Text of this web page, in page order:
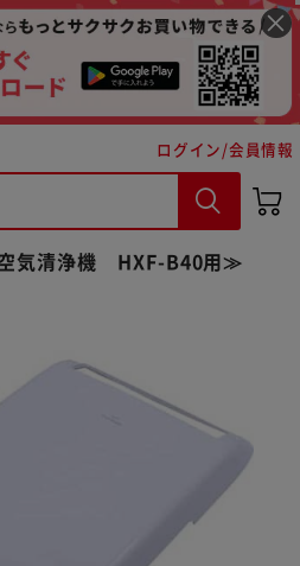
ログイン/会員情報
気清浄機 HXF-B40用≫
購入手続きへ